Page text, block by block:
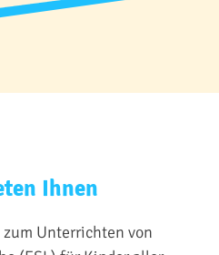
Ihnen
Unterrichten von